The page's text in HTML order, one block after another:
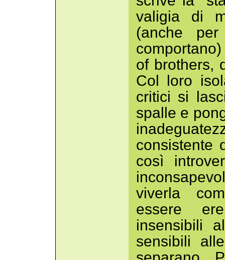
valigia di
(anche
of brothers,
Col loro
critici si
spalle e
consistente
così
viverla
essere
insensibili
sensibili